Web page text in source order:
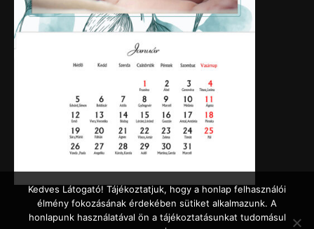
Kedves Látogató! Tájékoztatjuk, hogy a honlap felhasználói
élmény fokozásának érdekében sütiket alkalmazunk. A
honlapunk használatával ön a tájékoztatásunkat tudomásul